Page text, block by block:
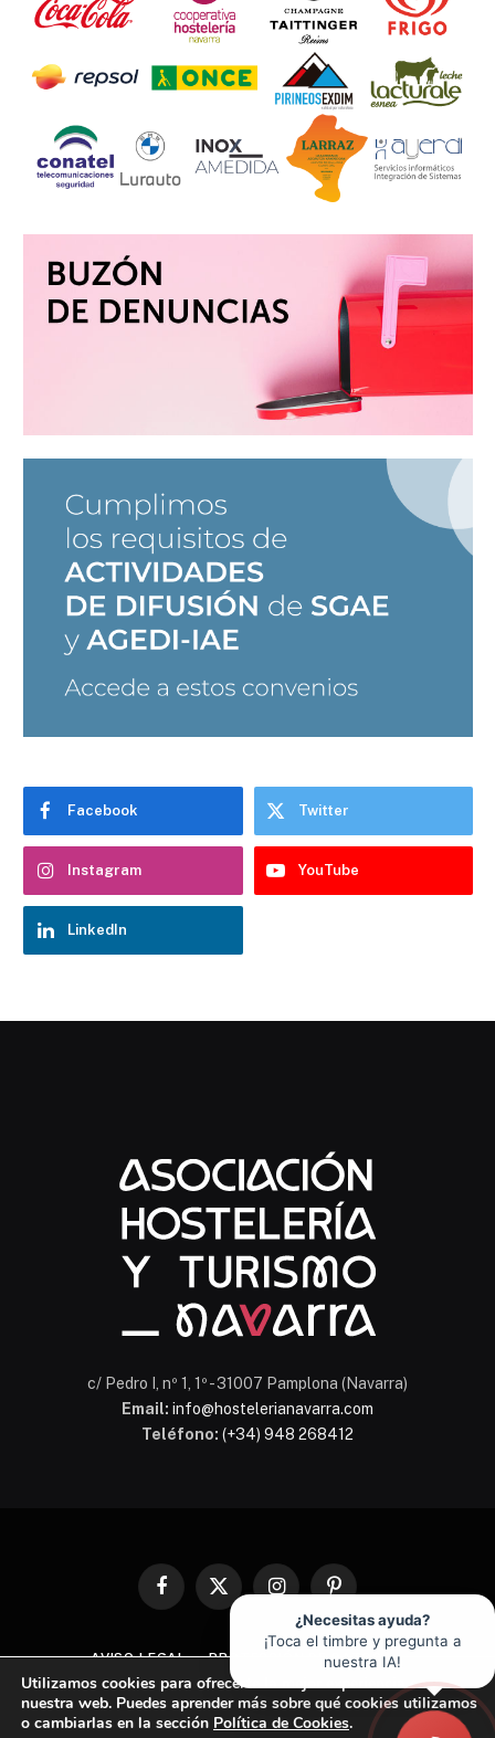
Facebook Twitter
Instagram YouTube
LinkedIn
¿Necesitas ayuda?
¡Toca el timbre y pregunta a
nuestra IA!
Chatbot Hostelería Navarra
En línea
c/ Pedro I, nº 1, 1º - 31007 Pamplona (Navarra)
Email: info@hostelerianavarra.com
Teléfono: (+34) 948 268412
Facebook
X
(Twitter)
InstagramPinterest
AVISO LEGAL PROTECCIÓN DE DATOS
POLÍTICA DE COOKIES
Utilizamos cookies para ofrecerte la mejor experiencia en
nuestra web. Puedes aprender más sobre qué cookies utilizamos
o cambiarlas en la sección Política de Cookies.